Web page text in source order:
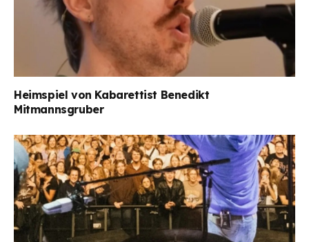
Heimspiel von Kabarettist Benedikt
Mitmannsgruber